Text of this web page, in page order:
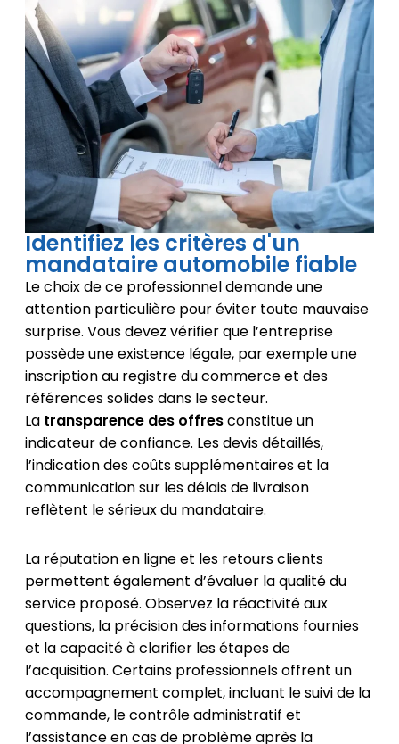
Identifiez les critères d'un
mandataire automobile fiable
Le choix de ce professionnel demande une
attention particulière pour éviter toute mauvaise
surprise. Vous devez vérifier que l’entreprise
possède une existence légale, par exemple une
inscription au registre du commerce et des
références solides dans le secteur.
La transparence des offresconstitue un
indicateur de confiance. Les devis détaillés,
l’indication des coûts supplémentaires et la
communication sur les délais de livraison
reflètent le sérieux du mandataire.
La réputation en ligne et les retours clients
permettent également d’évaluer la qualité du
service proposé. Observez la réactivité aux
questions, la précision des informations fournies
et la capacité à clarifier les étapes de
l’acquisition. Certains professionnels offrent un
accompagnement complet, incluant le suivi de la
commande, le contrôle administratif et
l’assistance en cas de problème après la